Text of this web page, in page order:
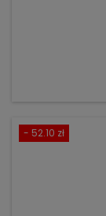
- 52.10 zł